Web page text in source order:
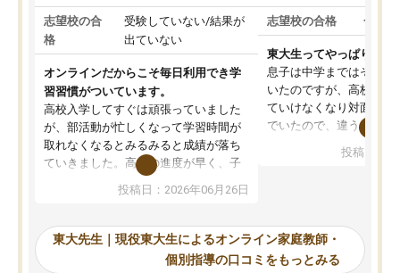
志望校の合
格
受験していない/結果が
出ていない
オンラインだからこそ毎日利用でき学
習習慣がついています。
高校入学してすぐは頑張っていました
が、部活動が忙しくなって学習時間が
取れなくなるとみるみると成績が落ち
ていきました。高校の進度が早く、子
供も家に帰って勉強の話すると嫌な反
応を示します。東大先生にお願いして
れるので、親としても安心です。毎日
使える自習室とかもあり、わからない
ところがあれば先生が回答してくれる
投稿日：2026年06月26日
志望校の合格 合格
東大生ってやっぱりすご
息子は中学まではそこそ
いたのですが、高校に入
ていけなくなり対面の塾
でいたので、違うアプロ
で、当初は模試でD判定
自習室が毎日使えていつ
るのが心強かったよう
謝です。
投稿日：
東大先生｜現役東大生によるオンライン家庭教師・
個別指導の口コミをもっとみる